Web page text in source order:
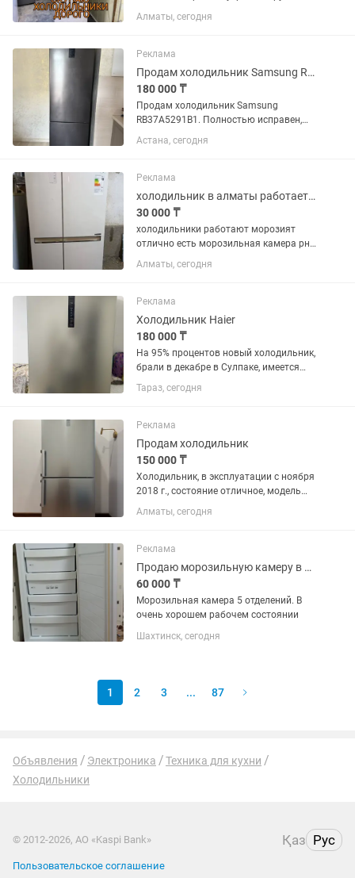
отправьте
Алматы, сегодня
Реклама
Продам холодильник Samsung RB37A5291B1, No Frost
180 000 ₸
Продам холодильник Samsung
RB37A5291B1. Полностью исправен,
отлично охлаждает и морозит.
Система No Frost, тихая работа,
посторонних запахов. В хорошем
состоянии. Самовывоз.
Астана, сегодня
Реклама
холодильник в алматы работает рн калкаман
30 000 ₸
холодильники работают морозият
отлично есть морозильная камера рн
калкаман 30000 и выше
Алматы, сегодня
Реклама
Холодильник Haier
180 000 ₸
На 95% процентов новый холодильник,
брали в декабре в Сулпаке, имеется
чек, пользовались 2 или 3 месяца, в
связи с переездом продаем за 180 тыс.
немного тусклый из за...
Тараз, сегодня
Реклама
Продам холодильник
150 000 ₸
Холодильник, в эксплуатации с ноября
2018 г., состояние отличное, модель
указана в фото
Алматы, сегодня
Реклама
Продаю морозильную камеру в очень хорошем состоянии
60 000 ₸
Морозильная камера 5 отделений. В
очень хорошем рабочем состоянии
Шахтинск, сегодня
1 2 3 ... 87
Объявления Электроника
Техника для кухни
Холодильники
© 2012-2026, АО «Kaspi Bank» Қаз Рус
Пользовательское соглашение